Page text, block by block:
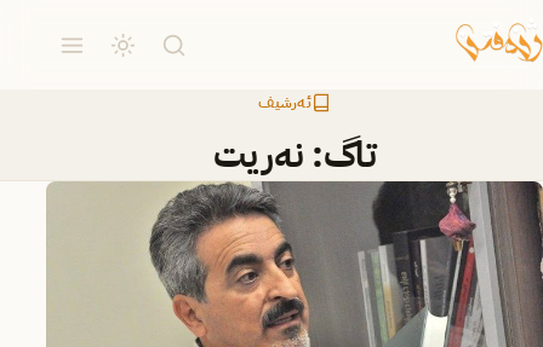
ئەرشیف
تاگ:نەریت